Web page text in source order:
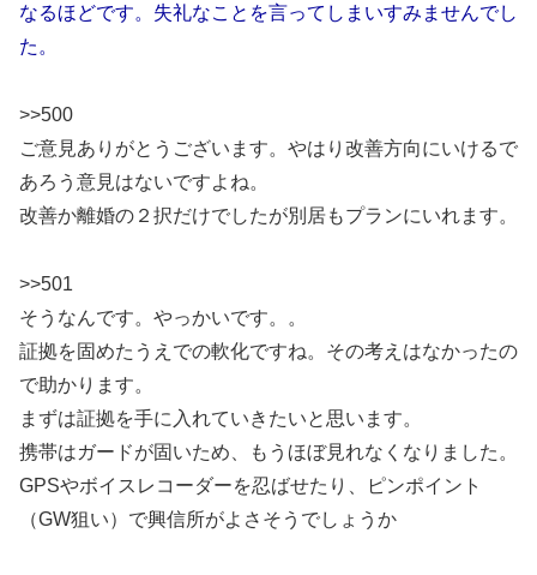
なるほどです。失礼なことを言ってしまいすみませんでし
た。
>>500
ご意見ありがとうございます。やはり改善方向にいけるで
あろう意見はないですよね。
改善か離婚の２択だけでしたが別居もプランにいれます。
>>501
そうなんです。やっかいです。。
証拠を固めたうえでの軟化ですね。その考えはなかったの
で助かります。
まずは証拠を手に入れていきたいと思います。
携帯はガードが固いため、もうほぼ見れなくなりました。
GPSやボイスレコーダーを忍ばせたり、ピンポイント
（GW狙い）で興信所がよさそうでしょうか